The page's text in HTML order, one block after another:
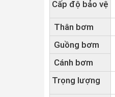
Cấp độ bảo vệ
Thân bơm
Guồng bơm
Cánh bơm
Trọng lượng